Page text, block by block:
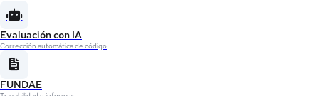
Evaluación con IA
Corrección automática de código
FUNDAE